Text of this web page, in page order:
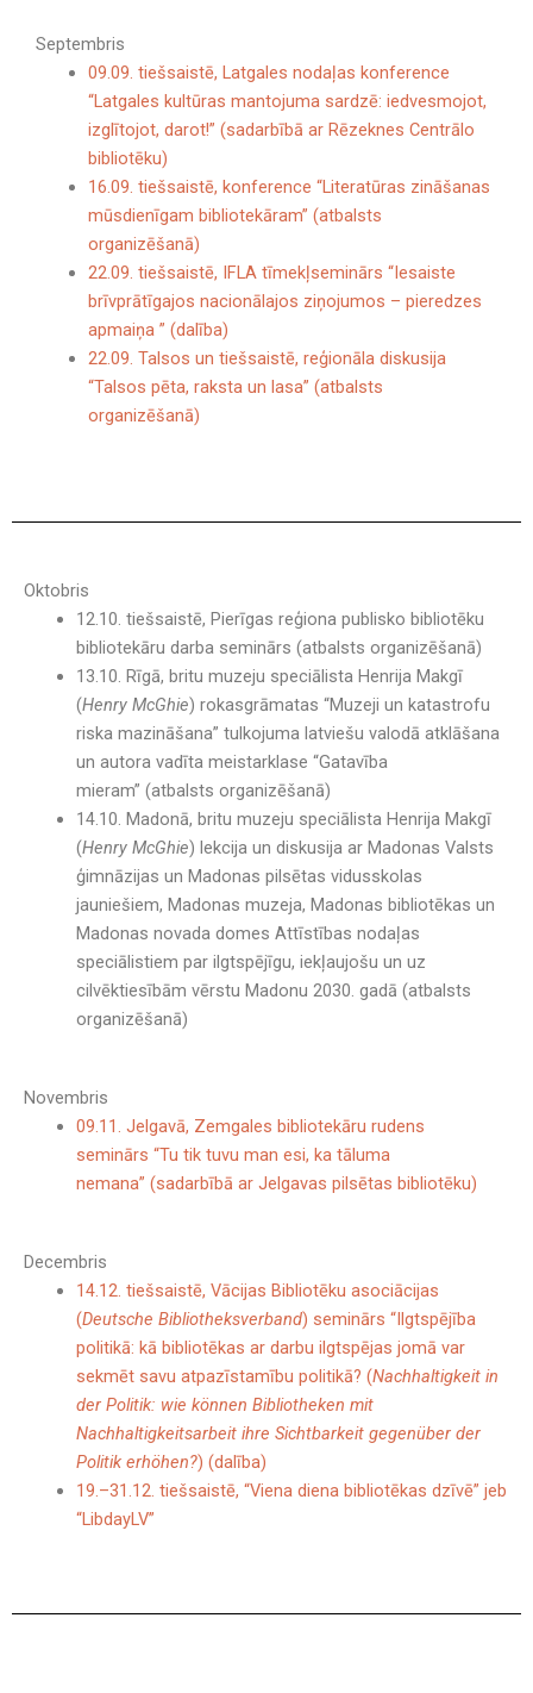
Septembris
09.09. tiešsaistē, Latgales nodaļas konference
“Latgales kultūras mantojuma sardzē: iedvesmojot,
izglītojot, darot!” (sadarbībā ar Rēzeknes Centrālo
bibliotēku)
16.09. tiešsaistē, konference “Literatūras zināšanas
mūsdienīgam bibliotekāram” (atbalsts
organizēšanā)
22.09. tiešsaistē, IFLA tīmekļseminārs “Iesaiste
brīvprātīgajos nacionālajos ziņojumos – pieredzes
apmaiņa ” (dalība)
22.09. Talsos un tiešsaistē, reģionāla diskusija
“Talsos pēta, raksta un lasa” (atbalsts
organizēšanā)
Oktobris
12.10. tiešsaistē, Pierīgas reģiona publisko bibliotēku
bibliotekāru darba seminārs (atbalsts organizēšanā)
13.10. Rīgā, britu muzeju speciālista Henrija Makgī
(Henry McGhie) rokasgrāmatas “Muzeji un katastrofu
riska mazināšana” tulkojuma latviešu valodā atklāšana
un autora vadīta meistarklase “Gatavība
mieram” (atbalsts organizēšanā)
14.10. Madonā, britu muzeju speciālista Henrija Makgī
(Henry McGhie) lekcija un diskusija ar Madonas Valsts
ģimnāzijas un Madonas pilsētas vidusskolas
jauniešiem, Madonas muzeja, Madonas bibliotēkas un
Madonas novada domes Attīstības nodaļas
speciālistiem par ilgtspējīgu, iekļaujošu un uz
cilvēktiesībām vērstu Madonu 2030. gadā (atbalsts
organizēšanā)
Novembris
09.11. Jelgavā, Zemgales bibliotekāru rudens
seminārs “Tu tik tuvu man esi, ka tāluma
nemana” (sadarbībā ar Jelgavas pilsētas bibliotēku)
Decembris
14.12. tiešsaistē, Vācijas Bibliotēku asociācijas
(Deutsche Bibliotheksverband) seminārs “Ilgtspējība
politikā: kā bibliotēkas ar darbu ilgtspējas jomā var
sekmēt savu atpazīstamību politikā? (Nachhaltigkeit in
der Politik: wie können Bibliotheken mit
Nachhaltigkeitsarbeit ihre Sichtbarkeit gegenüber der
Politik erhöhen?) (dalība)
19.–31.12. tiešsaistē, “Viena diena bibliotēkas dzīvē” jeb
“LibdayLV”